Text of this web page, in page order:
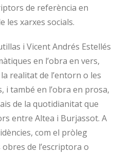
de referència en
les xarxes socials.
i Vicent Andrés Estellés
en l’obra en vers,
realitat de l’entorn o les
i també en l’obra en prosa,
de la quotidianitat que
entre Altea i Burjassot. A
com el pròleg
obres de l’escriptora o